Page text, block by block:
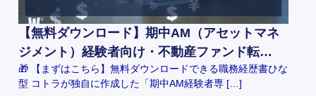
【無料ダウンロード】期中AM（アセットマネ
ジメント）経験者向け・不動産ファンド転…
🎁 【まずはこちら】無料ダウンロードできる職務経歴書ひな
型 コトラが独自に作成した「期中AM経験者専 […]